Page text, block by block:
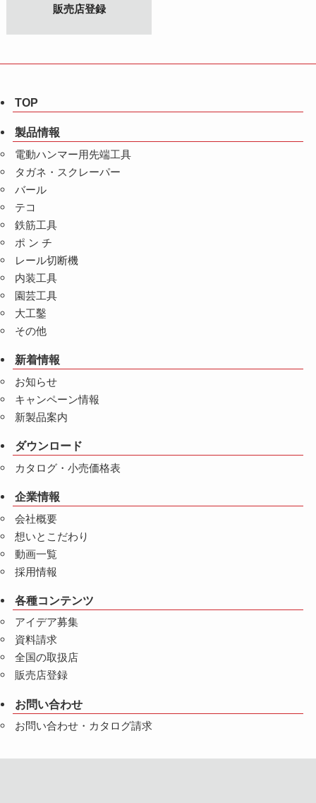
販売店登録
TOP
製品情報
電動ハンマー用先端工具
タガネ・スクレーパー
バール
テコ
鉄筋工具
ポ ン チ
レール切断機
内装工具
園芸工具
大工鑿
その他
新着情報
お知らせ
キャンペーン情報
新製品案内
ダウンロード
カタログ・小売価格表
企業情報
会社概要
想いとこだわり
動画一覧
採用情報
各種コンテンツ
アイデア募集
資料請求
全国の取扱店
販売店登録
お問い合わせ
お問い合わせ・カタログ請求